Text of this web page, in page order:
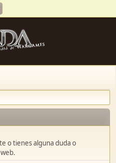
o tienes alguna duda o